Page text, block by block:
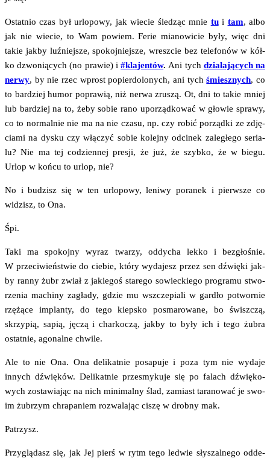
Ostat­nio czas był urlo­po­wy, jak wie­cie śle­dząc mnie tui tam, albo
jak nie wie­cie, to Wam powiem. Ferie mia­no­wi­cie były, więc dni
takie jak­by luź­niej­sze, spo­koj­niej­sze, wresz­cie bez tele­fo­nów w kół­
ko dzwo­nią­cych (no pra­wie) i#kla­jen­tów. Ani tych dzia­ła­ją­cych na
ner­wy, by nie rzec wprost popier­do­lo­nych, ani tychśmiesz­nych, co
to bar­dziej humor popra­wią, niż ner­wa zru­szą. Ot, dni to takie mniej
lub bar­dziej na to, żeby sobie rano upo­rząd­ko­wać w gło­wie spra­wy,
co to nor­mal­nie nie ma na nie cza­su, np. czy robić porząd­ki ze zdję­
cia­mi na dys­ku czy włą­czyć sobie kolej­ny odci­nek zale­głe­go seria­
lu? Nie ma tej codzien­nej pre­sji, że już, że szyb­ko, że w bie­gu.
Urlop w koń­cu to urlop, nie?
No i budzisz się w ten urlo­po­wy, leni­wy pora­nek i pierw­sze co
widzisz, to Ona.
Śpi.
Taki ma spo­koj­ny wyraz twa­rzy, oddy­cha lek­ko i bez­gło­śnie.
W prze­ci­wień­stwie do cie­bie, któ­ry wyda­jesz przez sen dźwię­ki jak­
by ran­ny żubr zwiał z jakie­goś sta­re­go sowiec­kie­go pro­gra­mu stwo­
rze­nia machi­ny zagła­dy, gdzie mu wsz­cze­pia­li w gar­dło potwor­nie
rzę­żą­ce implan­ty, do tego kiep­sko posma­ro­wa­ne, bo świsz­czą,
skrzy­pią, sapią, jęczą i char­ko­czą, jak­by to były ich i tego żubra
ostat­nie, ago­nal­ne chwile.
Ale to nie Ona. Ona deli­kat­nie posa­pu­je i poza tym nie wyda­je
innych dźwię­ków. Deli­kat­nie prze­smy­ku­je się po falach dźwię­ko­
wych zosta­wia­jąc na nich mini­mal­ny ślad, zamiast tara­no­wać je swo­
im żubrzym chra­pa­niem roz­wa­la­jąc ciszę w drob­ny mak.
Patrzysz.
Przy­glą­dasz się, jak Jej pierś w rytm tego led­wie sły­szal­ne­go odde­